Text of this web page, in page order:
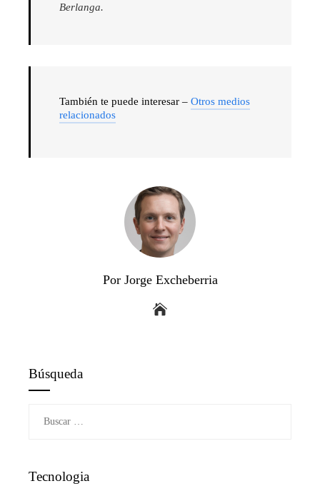
Berlanga.
También te puede interesar – Otros medios
relacionados
Por Jorge Excheberria
Búsqueda
Tecnologia